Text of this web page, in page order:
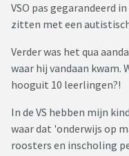
VSO pas gegarandeerd
zitten met een
Verder was het qua
waar hij vandaan kwam.
hooguit 10 leerlingen?!
In de VS hebben mijn
waar dat 'onderwijs op
roosters en inscholing